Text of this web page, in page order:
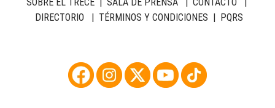
DIRECTORIO | TÉRMINOS Y CONDICIONES | PQRS